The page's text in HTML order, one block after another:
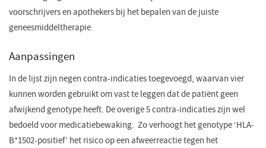
voorschrijvers en apothekers bij het bepalen van de juiste
geneesmiddeltherapie.
​Aanpassingen
In de lijst zijn negen contra-indicaties toegevoegd, waarvan vier
kunnen worden gebruikt om vast te leggen dat de patiënt geen
afwijkend genotype heeft. De overige 5 contra-indicaties zijn wel
bedoeld voor medicatiebewaking. Zo verhoogt het genotype ‘HLA-
B*1502-positief’ het risico op een afweerreactie tegen het